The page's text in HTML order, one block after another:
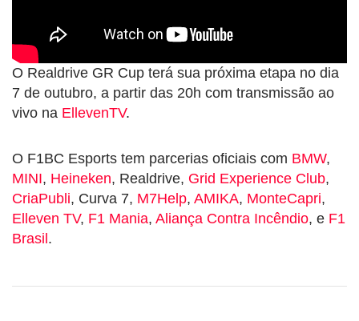
O Realdrive GR Cup terá sua próxima etapa no dia
7 de outubro, a partir das 20h com transmissão ao
vivo na EllevenTV.
O F1BC Esports tem parcerias oficiais com BMW,
MINI, Heineken, Realdrive, Grid Experience Club,
CriaPubli, Curva 7, M7Help, AMIKA, MonteCapri,
Elleven TV, F1 Mania, Aliança Contra Incêndio, e F1
Brasil.